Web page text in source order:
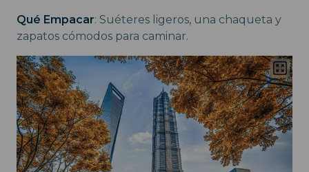
Qué Empacar: Suéteres ligeros, una chaqueta y
zapatos cómodos para caminar.